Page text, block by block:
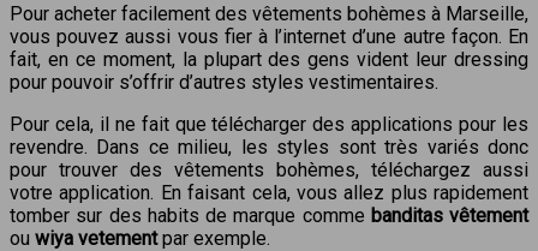
Pour acheter facilement des vêtements bohèmes à Marseille,
vous pouvez aussi vous fier à l’internet d’une autre façon. En
fait, en ce moment, la plupart des gens vident leur dressing
pour pouvoir s’offrir d’autres styles vestimentaires.
Pour cela, il ne fait que télécharger des applications pour les
revendre. Dans ce milieu, les styles sont très variés donc
pour trouver des vêtements bohèmes, téléchargez aussi
votre application. En faisant cela, vous allez plus rapidement
tomber sur des habits de marque comme banditas vêtement
ou wiya vetementpar exemple.